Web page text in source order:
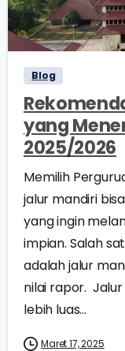
Blog
yang
2025/2026
Memilih
jalur mandiri
yang ingin
impian. Salah
adalah jalur
nilai rapor.
lebih luas...
Maret 17, 2025